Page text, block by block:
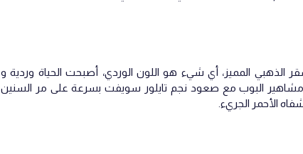
المميز، أي شيء هو اللون الوردي، أصبحت الحياة وردية و
مشاهير البوب مع صعود نجم تايلور سويفت بسرعة على مر السنين
الأحمر الجريء.